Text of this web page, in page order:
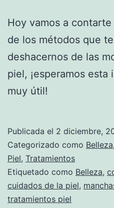
Hoy vamos a
de los métodos que
deshacernos de las
piel, ¡esperamos
muy útil!
Publicada el 2 diciembre,
Categorizado como Belleza,
Piel, Tratamientos
Etiquetado como Belleza,
cuidados de la piel,
tratamientos piel